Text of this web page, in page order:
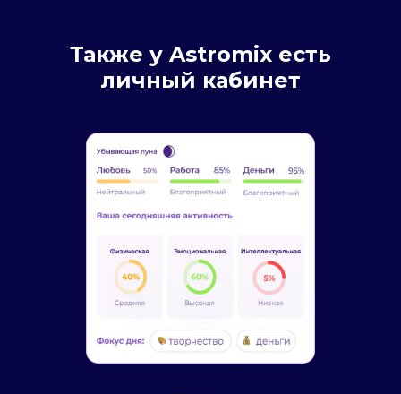
Также у Astromix есть
личный кабинет